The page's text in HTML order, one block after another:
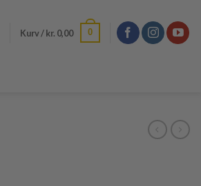
Kurv /kr. 0,00 0